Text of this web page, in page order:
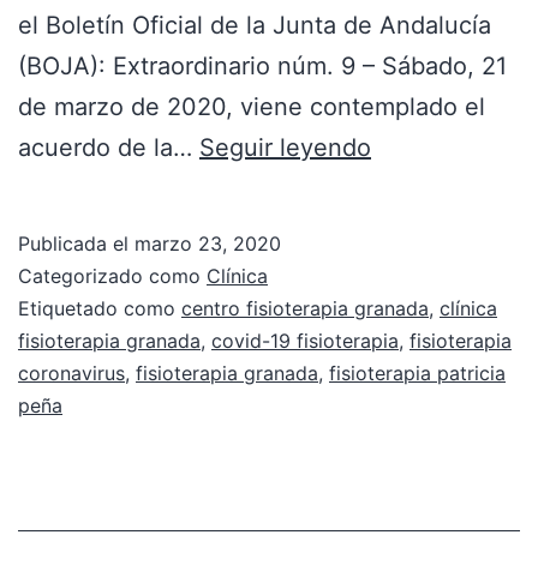
el Boletín Oficial de la Junta de Andalucía
(BOJA): Extraordinario núm. 9 – Sábado, 21
de marzo de 2020, viene contemplado el
acuerdo de la… Seguir leyendo
Publicada el marzo 23, 2020
Categorizado como Clínica
Etiquetado como centro fisioterapia granada, clínica
fisioterapia granada, covid-19 fisioterapia, fisioterapia
coronavirus, fisioterapia granada, fisioterapia patricia
peña